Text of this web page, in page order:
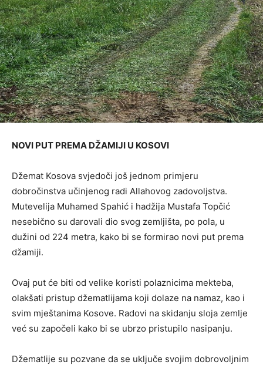
NOVI PUT PREMA DŽAMIJI U KOSOVI
Džemat Kosova svjedoči još jednom primjeru
dobročinstva učinjenog radi Allahovog zadovoljstva.
Mutevelija Muhamed Spahić i hadžija Mustafa Topčić
nesebično su darovali dio svog zemljišta, po pola, u
dužini od 224 metra, kako bi se formirao novi put prema
džamiji.
Ovaj put će biti od velike koristi polaznicima mekteba,
olakšati pristup džematlijama koji dolaze na namaz, kao i
svim mještanima Kosove. Radovi na skidanju sloja zemlje
već su započeli kako bi se ubrzo pristupilo nasipanju.
Džematlije su pozvane da se uključe svojim dobrovoljnim